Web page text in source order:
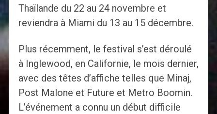
Thaïlande du 22 au 24 novembre et
reviendra à Miami du 13 au 15 décembre.
Plus récemment, le festival s’est déroulé
à Inglewood, en Californie, le mois dernier,
avec des têtes d’affiche telles que Minaj,
Post Malone et Future et Metro Boomin.
L’événement a connu un début difficile